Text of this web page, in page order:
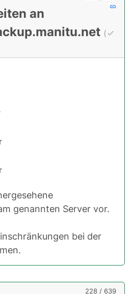
an
(
genannten Server vor.
bei der
228 / 639